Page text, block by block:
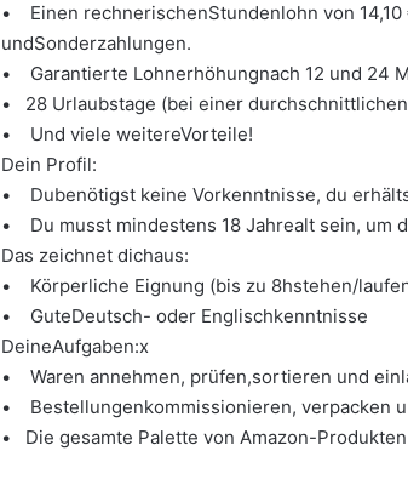
• Einen rechnerischenStundenlohn von
undSonderzahlungen.
• Garantierte Lohnerhöhungnach 12 und 24
• 28 Urlaubstage (bei einer durchschnittlichen
• Und viele weitereVorteile!
Dein Profil:
• Dubenötigst keine Vorkenntnisse, du
• Du musst mindestens 18 Jahrealt sein, um
Das zeichnet dichaus:
• Körperliche Eignung (bis zu 8hstehen/
• GuteDeutsch- oder Englischkenntnisse
DeineAufgaben:x
• Waren annehmen, prüfen,sortieren und
• Bestellungenkommissionieren, verpacken
• Die gesamte Palette von Amazon-